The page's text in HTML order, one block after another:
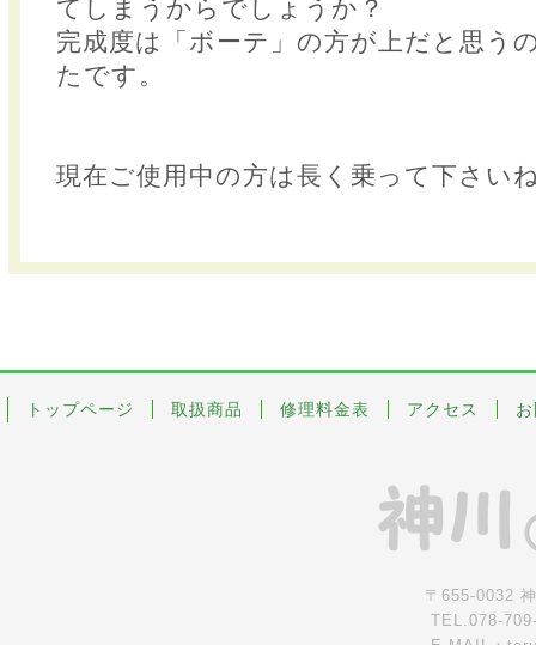
てしまうからでしょうか？
完成度は「ボーテ」の方が上だと思う
たです。
現在ご使用中の方は長く乗って下さい
トップページ 取扱商品 修理料金表 アクセス
〒655-0032
TEL.078-